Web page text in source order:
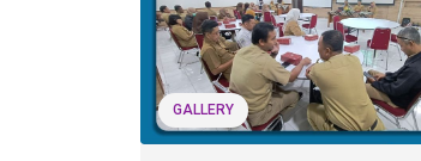
GALLERY